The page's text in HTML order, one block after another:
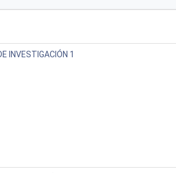
INVESTIGACIÓN 1